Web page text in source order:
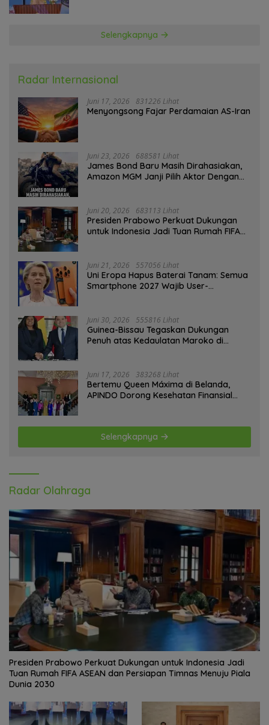
Selengkapnya
Radar Internasional
Juni 17, 2026 831226 Lihat
Menyongsong Fajar Perdamaian AS-Iran
Juni 23, 2026 688581 Lihat
James Bond Baru Masih Dirahasiakan,
Amazon MGM Janji Pilih Aktor Dengan
Juni 20, 2026 683113 Lihat
Presiden Prabowo Perkuat Dukungan
untuk Indonesia Jadi Tuan Rumah FIFA
Juni 21, 2026 557056 Lihat
Uni Eropa Hapus Baterai Tanam: Semua
Smartphone 2027 Wajib User-
Juni 30, 2026 555816 Lihat
Guinea-Bissau Tegaskan Dukungan
Penuh atas Kedaulatan Maroko di
Juni 17, 2026 383268 Lihat
Bertemu Queen Máxima di Belanda,
APINDO Dorong Kesehatan Finansial
Selengkapnya
Radar Olahraga
Presiden Prabowo Perkuat Dukungan untuk Indonesia Jadi
Tuan Rumah FIFA ASEAN dan Persiapan Timnas Menuju Piala
Dunia 2030